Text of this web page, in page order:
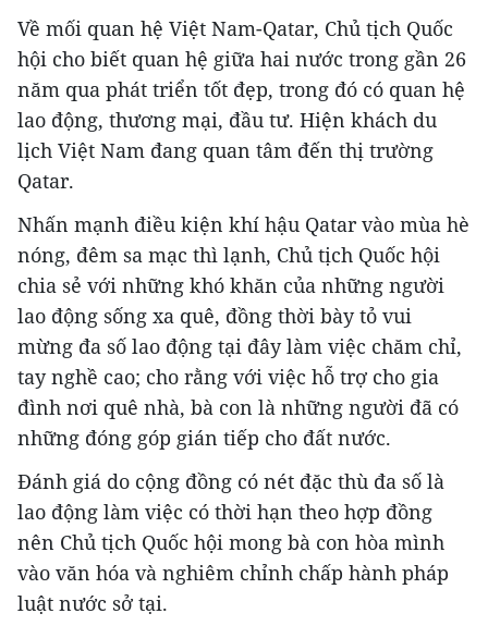
Về mối quan hệ Việt Nam-Qatar, Chủ tịch Quốc
hội cho biết quan hệ giữa hai nước trong gần 26
năm qua phát triển tốt đẹp, trong đó có quan hệ
lao động, thương mại, đầu tư. Hiện khách du
lịch Việt Nam đang quan tâm đến thị trường
Qatar.
Nhấn mạnh điều kiện khí hậu Qatar vào mùa hè
nóng, đêm sa mạc thì lạnh, Chủ tịch Quốc hội
chia sẻ với những khó khăn của những người
lao động sống xa quê, đồng thời bày tỏ vui
mừng đa số lao động tại đây làm việc chăm chỉ,
tay nghề cao; cho rằng với việc hỗ trợ cho gia
đình nơi quê nhà, bà con là những người đã có
những đóng góp gián tiếp cho đất nước.
Đánh giá do cộng đồng có nét đặc thù đa số là
lao động làm việc có thời hạn theo hợp đồng
nên Chủ tịch Quốc hội mong bà con hòa mình
vào văn hóa và nghiêm chỉnh chấp hành pháp
luật nước sở tại.